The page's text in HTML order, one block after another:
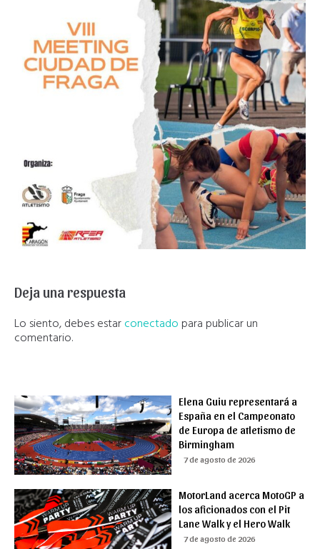
Deja una respuesta
Lo siento, debes estarconectado para publicar un
comentario.
Elena Guiu representará a
España en el Campeonato
de Europa de atletismo de
Birmingham
7 de agosto de 2026
MotorLand acerca MotoGP a
los aficionados con el Pit
Lane Walk y el Hero Walk
7 de agosto de 2026